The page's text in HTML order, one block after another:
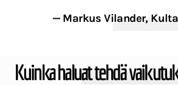
— Markus Vilander,
Kuinka haluat tehdä